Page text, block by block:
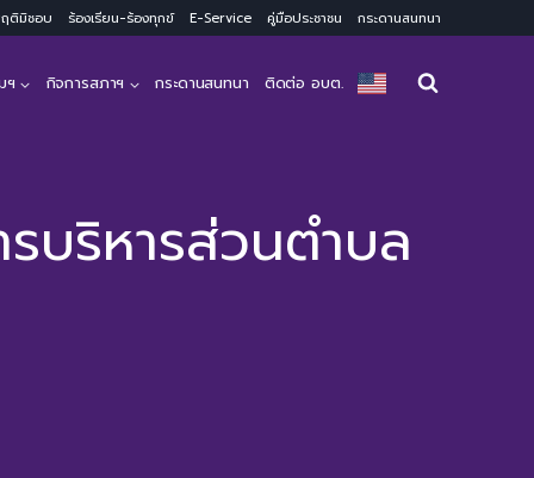
ฤติมิชอบ ร้องเรียน-ร้องทุกข์ E-Service คู่มือประชาชน กระดานสนทนา
ฯ กิจการสภาฯ กระดานสนทนา ติดต่อ อบต.
บริหารส่วนตำบล